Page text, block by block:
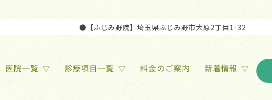
【ふじみ野院】埼玉県ふじみ野市大原2丁目1-32
医院一覧 診療項目一覧 料金のご案内 新着情報